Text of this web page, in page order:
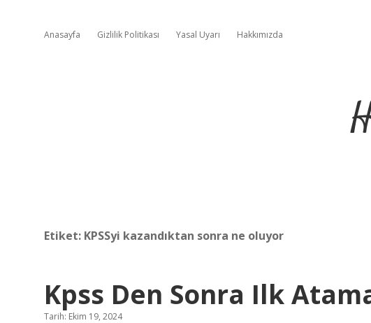
Anasayfa Gizlilik Politikası Yasal Uyarı Hakkımızda
Etiket: KPSSyi kazandıktan sonra ne oluyor
Kpss Den Sonra Ilk
Tarih: Ekim 19, 2024